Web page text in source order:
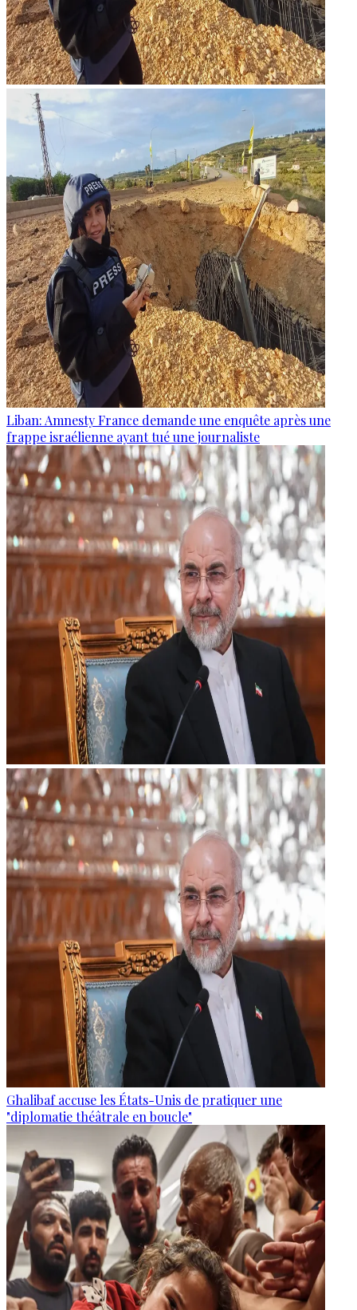
Liban: Amnesty France demande une enquête après une
frappe israélienne ayant tué une journaliste
Ghalibaf accuse les États-Unis de pratiquer une
"diplomatie théâtrale en boucle"